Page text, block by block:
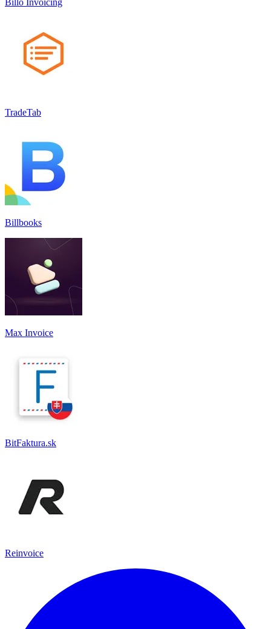
TradeTab
Billbooks
Max Invoice
BitFaktura.sk
Reinvoice